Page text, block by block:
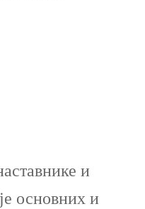
и
основних и